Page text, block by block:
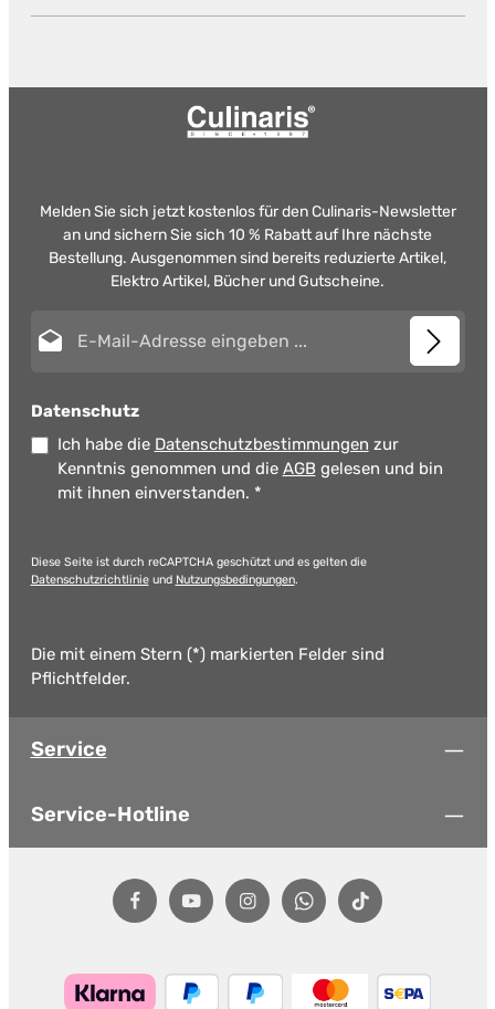
Melden Sie sich jetzt kostenlos für den Culinaris-Newsletter
an und sichern Sie sich 10 % Rabatt auf Ihre nächste
Bestellung. Ausgenommen sind bereits reduzierte Artikel,
Elektro Artikel, Bücher und Gutscheine.
Datenschutz
Ich habe die Datenschutzbestimmungen zur
Kenntnis genommen und die AGB gelesen und bin
mit ihnen einverstanden. *
Diese Seite ist durch reCAPTCHA geschützt und es gelten die
Datenschutzrichtlinieund Nutzungsbedingungen.
Die mit einem Stern (*) markierten Felder sind
Pflichtfelder.
Service
Service-Hotline